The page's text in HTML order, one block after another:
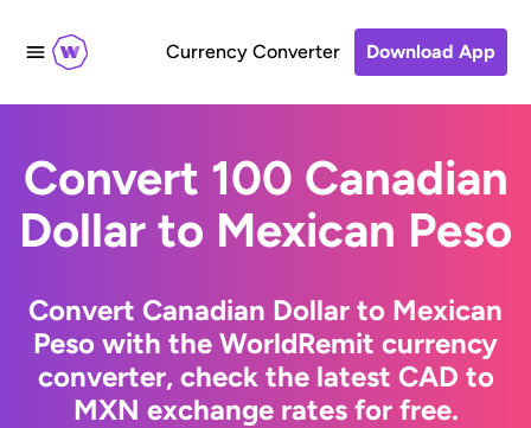
Currency Converter Download App
Convert 100 Canadian
Dollar to Mexican Peso
Convert Canadian Dollar to Mexican
Peso with the WorldRemit currency
converter, check the latest CAD to
MXN exchange rates for free.